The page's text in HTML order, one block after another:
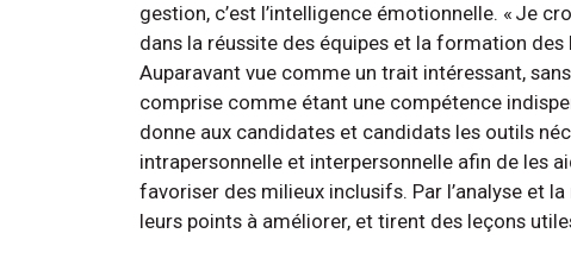
gestion, c’est l’intelligence émotionnelle. « Je
dans la réussite des équipes et la formation
Auparavant vue comme un trait intéressant,
comprise comme étant une compétence
donne aux candidates et candidats les outils
intrapersonnelle et interpersonnelle afin de les
favoriser des milieux inclusifs. Par l’analyse et
leurs points à améliorer, et tirent des leçons